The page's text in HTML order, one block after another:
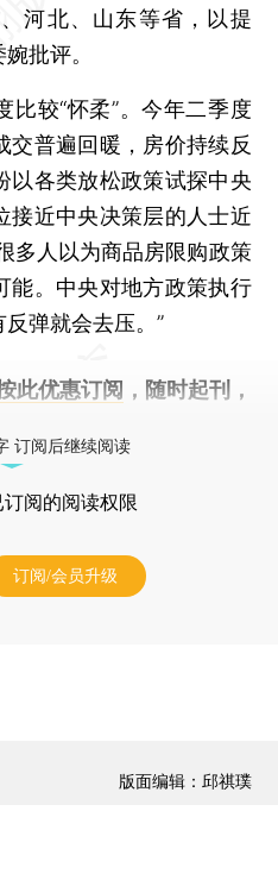
河北、山东等省，以提
批评。
较“怀柔”。今年二季度
交普遍回暖，房价持续反
以各类放松政策试探中央
接近中央决策层的人士近
多人以为商品房限购政策
能。中央对地方政策执行
弹就会去压。”
此优惠订阅 ，随时起刊，
订阅后继续阅读
订阅的阅读权限
订阅/会员升级
版面编辑：邱祺璞